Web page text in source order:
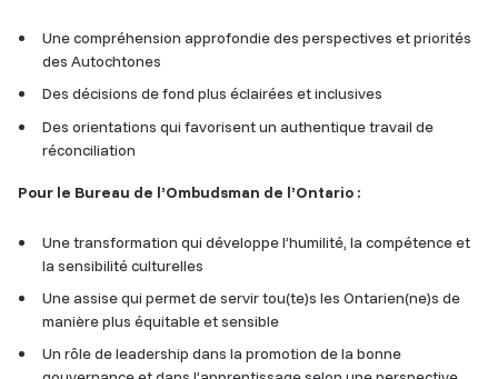
Une compréhension approfondie des perspectives et priorités
des Autochtones
Des décisions de fond plus éclairées et inclusives
Des orientations qui favorisent un authentique travail de
réconciliation
Pour le Bureau de l’Ombudsman de l’Ontario :
Une transformation qui développe l’humilité, la compétence et
la sensibilité culturelles
Une assise qui permet de servir tou(te)s les Ontarien(ne)s de
manière plus équitable et sensible
Un rôle de leadership dans la promotion de la bonne